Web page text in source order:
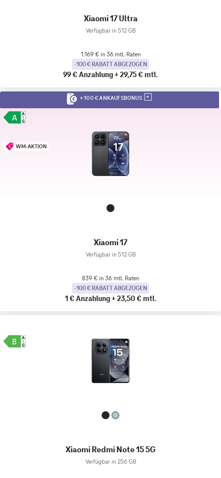
Xiaomi 17 Ultra
Verfügbar in 512 GB
1.169 € in 36 mtl. Raten
-100 € RABATT ABGEZOGEN
99 € Anzahlung+29,75 € mtl.
+ 100 € ANKAUFSBONUS
WM-AKTION
Xiaomi 17
Verfügbar in 512 GB
839 € in 36 mtl. Raten
-100 € RABATT ABGEZOGEN
1 € Anzahlung+23,50 € mtl.
Xiaomi Redmi Note 15 5G
Verfügbar in 256 GB